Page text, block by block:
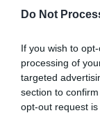
Do Not
If you wish to
processing of
targeted
section to
opt-out request
أولى مهمة جدًا،
المهام
بسهولة. كما أن واجهة المستخدم الخاصة بمحرّر مستندات Google
لتعديل